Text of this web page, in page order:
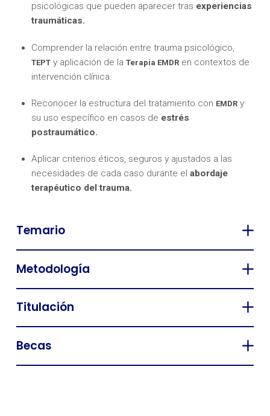
psicológicas que pueden aparecer tras experiencias
traumáticas.
Comprender la relación entre trauma psicológico,
TEPT y aplicación de laTerapia EMDR en contextos de
intervención clínica.
Reconocer la estructura del tratamiento con EMDR y
su uso específico en casos de estrés
postraumático.
Aplicar criterios éticos, seguros y ajustados a las
necesidades de cada caso durante elabordaje
terapéutico del trauma.
Temario
Metodología
Titulación
Becas